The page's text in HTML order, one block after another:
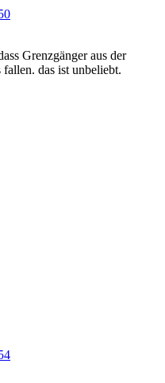
Grenzgänger aus der
das ist unbeliebt.